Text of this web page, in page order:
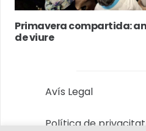
Primavera compartida:
de viure
Avís Legal
Política de privacitat